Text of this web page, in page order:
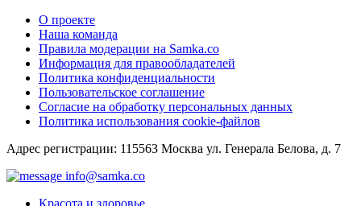
О проекте
Наша команда
Правила модерации на Samka.co
Информация для правообладателей
Политика конфиденциальности
Пользовательское соглашение
Согласие на обработку персональных данных
Политика использования cookie-файлов
Адрес регистрации: 115563 Москва ул. Генерала Белова, д. 7
info@samka.co
Красота и здоровье